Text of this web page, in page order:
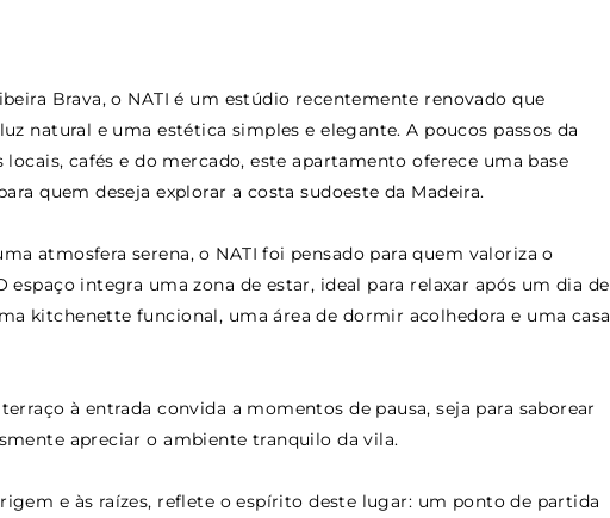
Brava, o NATI é um estúdio recentemente renovado que
natural e uma estética simples e elegante. A poucos passos da
cafés e do mercado, este apartamento oferece uma base
quem deseja explorar a costa sudoeste da Madeira.
atmosfera serena, o NATI foi pensado para quem valoriza o
espaço integra uma zona de estar, ideal para relaxar após um dia de
kitchenette funcional, uma área de dormir acolhedora e uma casa
à entrada convida a momentos de pausa, seja para saborear
apreciar o ambiente tranquilo da vila.
e às raízes, reflete o espírito deste lugar: um ponto de partida